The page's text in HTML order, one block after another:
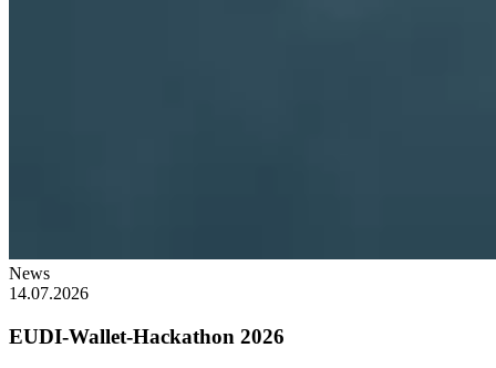
News
14.07.2026
EUDI-Wallet-Hackathon 2026